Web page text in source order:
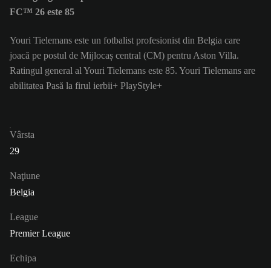
FC™ 26 este 85
Youri Tielemans este un fotbalist profesionist din Belgia care
joacă pe postul de Mijlocaș central (CM) pentru Aston Villa.
Ratingul general al Youri Tielemans este 85. Youri Tielemans are
abilitatea Pasă la firul ierbii+ PlayStyle+
Vârsta
29
Naţiune
Belgia
League
Premier League
Echipa